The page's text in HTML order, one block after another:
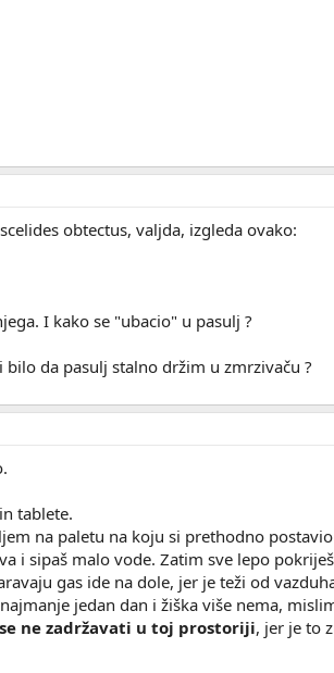
obtectus, valjda, izgleda ovako:
I kako se "ubacio" u pasulj ?
da pasulj stalno držim u zmrzivaču ?
tablete.
na paletu na koju si prethodno
i sipaš malo vode. Zatim sve lepo
gas ide na dole, jer je teži od
jedan dan i žiška više nema,
ne zadržavati u toj prostoriji, jer je to